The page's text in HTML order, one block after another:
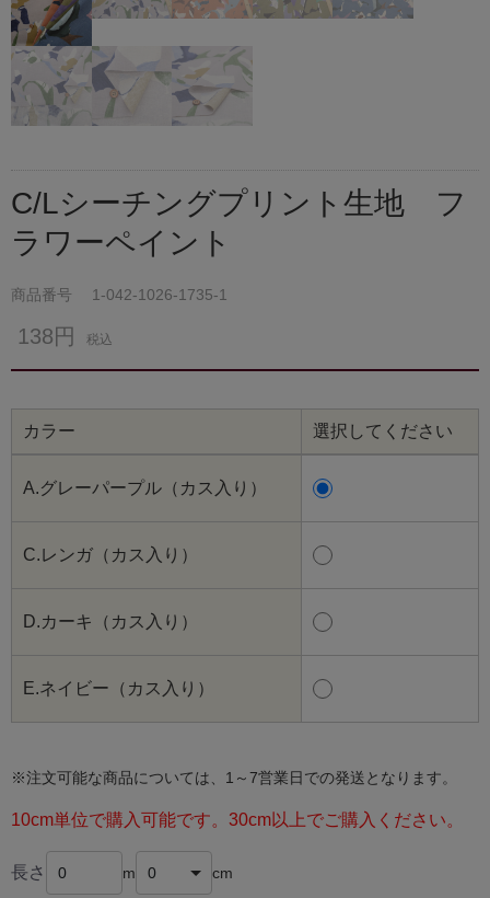
C/Lシーチングプリント生地 フ
ラワーペイント
商品番号 1-042-1026-1735-1
138円 税込
カラー 選択してください
A.グレーパープル（カス入り）
C.レンガ（カス入り）
D.カーキ（カス入り）
E.ネイビー（カス入り）
※注文可能な商品については、1～7営業日での発送となります。
10cm単位で購入可能です。30cm以上でご購入ください。
長さ m cm